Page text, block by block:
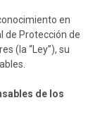
en
de Protección de
(la “Ley”), su
de los